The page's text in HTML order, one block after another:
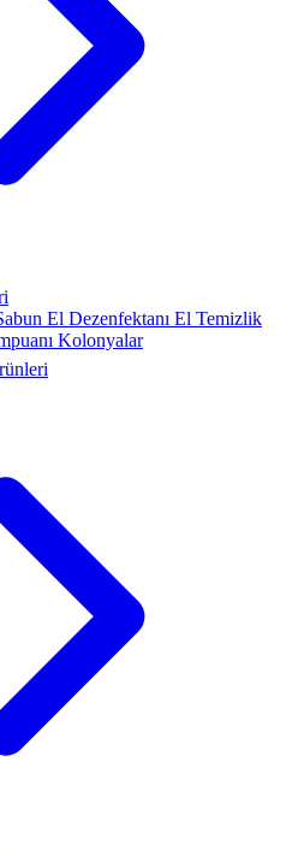
El Dezenfektanı El Temizlik
Kolonyalar